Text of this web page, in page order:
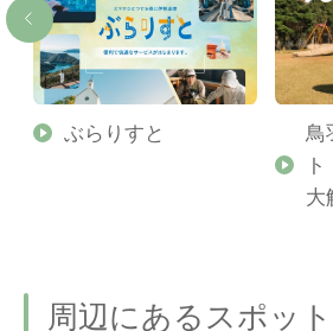
ぶらりすと
鳥
大
周辺にあるスポット